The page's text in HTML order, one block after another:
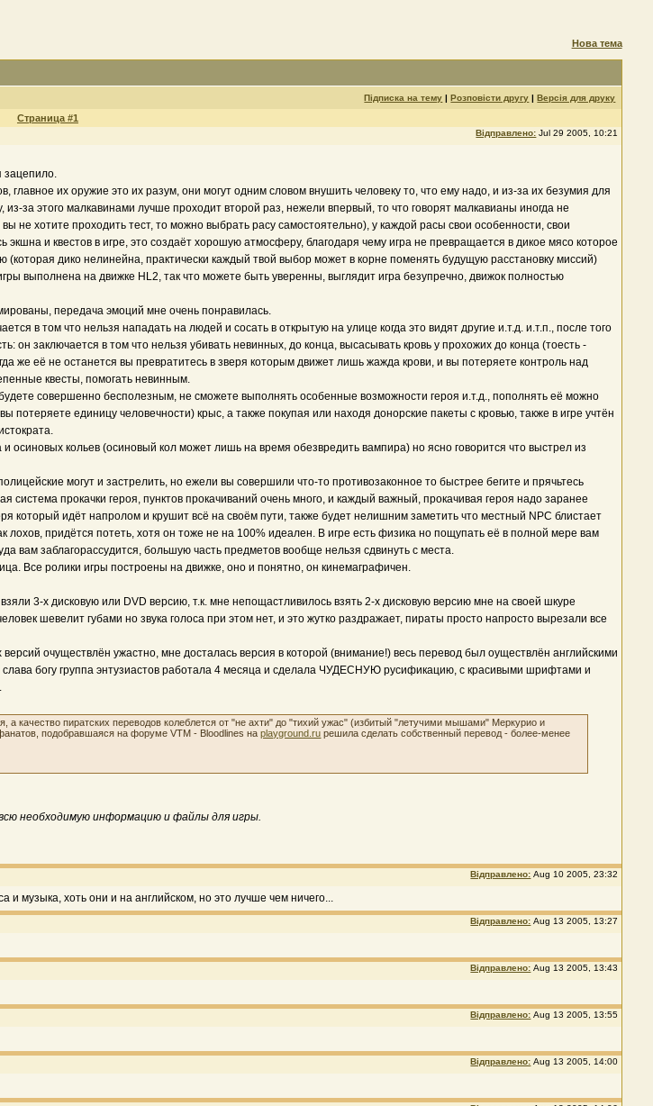
Нова тема
Підписка на тему |Розповісти другу |Версія для друку
Страница #1
Відправлено: Jul 29 2005, 10:21
зацепило.
их оружие это их разум, они могут одним словом внушить человеку то, что ему надо, и из-за их безумия для
за этого малкавинами лучше проходит второй раз, нежели впервый, то что говорят малкавианы иногда не
хотите проходить тест, то можно выбрать расу самостоятельно), у каждой расы свои особенности, свои
и квестов в игре, это создаёт хорошую атмосферу, благодаря чему игра не превращается в дикое мясо которое
дико нелинейна, практически каждый твой выбор может в корне поменять будущую расстановку миссий)
выполнена на движке HL2, так что можете быть уверенны, выглядит игра безупречно, движок полностью
передача эмоций мне очень понравилась.
в том что нельзя нападать на людей и сосать в открытую на улице когда это видят другие и.т.д. и.т.п., после того
он заключается в том что нельзя убивать невинных, до конца, высасывать кровь у прохожих до конца (тоесть -
же её не останется вы превратитесь в зверя которым движет лишь жажда крови, и вы потеряете контроль над
квесты, помогать невинным.
совершенно бесполезным, не сможете выполнять особенные возможности героя и.т.д., пополнять её можно
потеряете единицу человечности) крыс, а также покупая или находя донорские пакеты с кровью, также в игре учтён
осиновых кольев (осиновый кол может лишь на время обезвредить вампира) но ясно говорится что выстрел из
могут и застрелить, но ежели вы совершили что-то противозаконное то быстрее бегите и прячьтесь
система прокачки героя, пунктов прокачиваний очень много, и каждый важный, прокачивая героя надо заранее
который идёт напролом и крушит всё на своём пути, также будет нелишним заметить что местный NPC блистает
придётся потеть, хотя он тоже не на 100% идеален. В игре есть физика но пощупать её в полной мере вам
вам заблагорассудится, большую часть предметов вообще нельзя сдвинуть с места.
Все ролики игры построены на движке, оно и понятно, он кинемаграфичен.
3-х дисковую или DVD версию, т.к. мне непощастливилось взять 2-х дисковую версию мне на своей шкуре
шевелит губами но звука голоса при этом нет, и это жутко раздражает, пираты просто напросто вырезали все
очуществлён ужастно, мне досталась версия в которой (внимание!) весь перевод был оуществлён английскими
слава богу группа энтузиастов работала 4 месяца и сделала ЧУДЕСНУЮ русификацию, с красивыми шрифтами и
а качество пиратских переводов колеблется от "не ахти" до "тихий ужас" (избитый "летучими мышами" Меркурио и
подобравшаяся на форуме VTM - Bloodlines наplayground.ru решила сделать собственный перевод - более-менее
необходимую информацию и файлы для игры.
Відправлено: Aug 10 2005, 23:32
музыка, хоть они и на английском, но это лучше чем ничего...
Відправлено: Aug 13 2005, 13:27
Відправлено: Aug 13 2005, 13:43
Відправлено: Aug 13 2005, 13:55
Відправлено: Aug 13 2005, 14:00